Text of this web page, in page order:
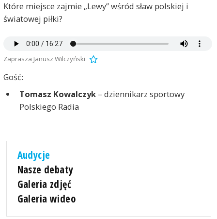
Które miejsce zajmie „Lewy” wśród sław polskiej i
światowej piłki?
Zaprasza Janusz Wilczyński
Gość:
Tomasz Kowalczyk– dziennikarz sportowy
Polskiego Radia
Audycje
Nasze debaty
Galeria zdjęć
Galeria wideo